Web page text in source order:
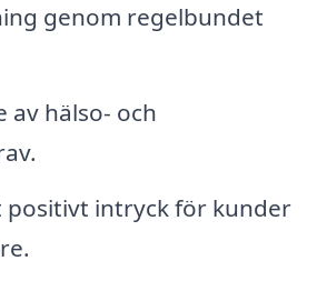
genom regelbundet
av hälso- och
positivt intryck för kunder